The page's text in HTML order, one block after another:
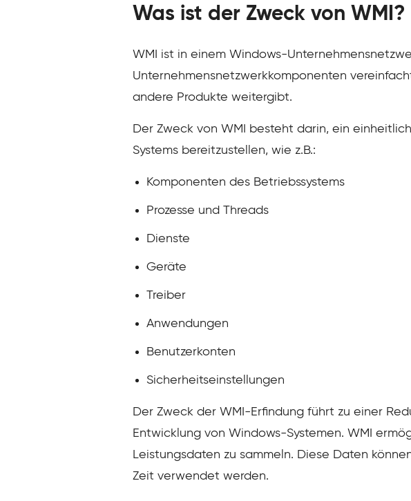
Was ist der Zweck von WMI?
WMI ist in einem Windows-
Unternehmensnetzwerkkomponenten
andere Produkte weitergibt.
Der Zweck von WMI besteht darin, ein
Systems bereitzustellen, wie z.B.:
Komponenten des Betriebssystems
Prozesse und Threads
Dienste
Geräte
Treiber
Anwendungen
Benutzerkonten
Sicherheitseinstellungen
Der Zweck der WMI-Erfindung führt zu einer
Entwicklung von Windows-Systemen. WMI
Leistungsdaten zu sammeln. Diese Daten
Zeit verwendet werden.